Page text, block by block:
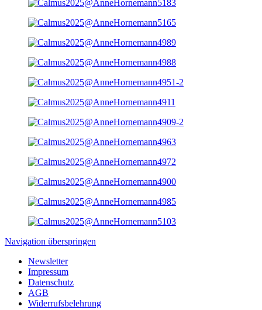
Navigation überspringen
Newsletter
Impressum
Datenschutz
AGB
Widerrufsbelehrung